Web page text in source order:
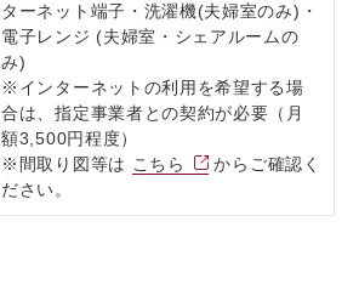
ターネット端子・洗濯機(夫婦室のみ)・
電子レンジ (夫婦室・シェアルームの
み)
※インターネットの利用を希望する場
合は、指定事業者との契約が必要（月
額3,500円程度）
※間取り図等は こちら
からご確認く
ださい。